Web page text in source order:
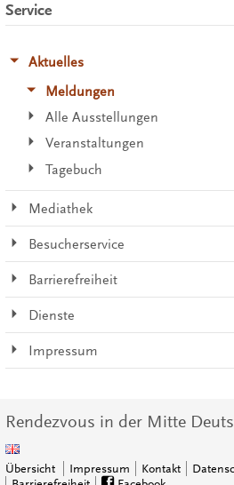
Service
Aktuelles
Meldungen
Alle Ausstellungen
Veranstaltungen
Tagebuch
Mediathek
Besucherservice
Barrierefreiheit
Dienste
Impressum
Rendezvous in der Mitte
Übersicht Impressum Kontakt